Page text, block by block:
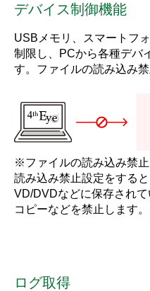
デバイス制御機能
USBメモリ、スマートフ
制限し、PCから各種デバ
す。ファイルの読み込み
※ファイルの読み込み禁止
読み込み禁止設定をする
VD/DVDなどに保存されて
コピーなどを禁止します。
ログ取得